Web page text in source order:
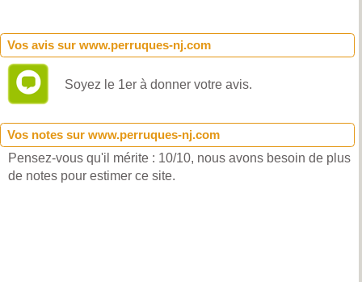
Vos avis sur www.perruques-nj.com
Soyez le 1er à donner votre avis.
Vos notes sur www.perruques-nj.com
Pensez-vous qu'il mérite : 10/10, nous avons besoin de plus
de notes pour estimer ce site.